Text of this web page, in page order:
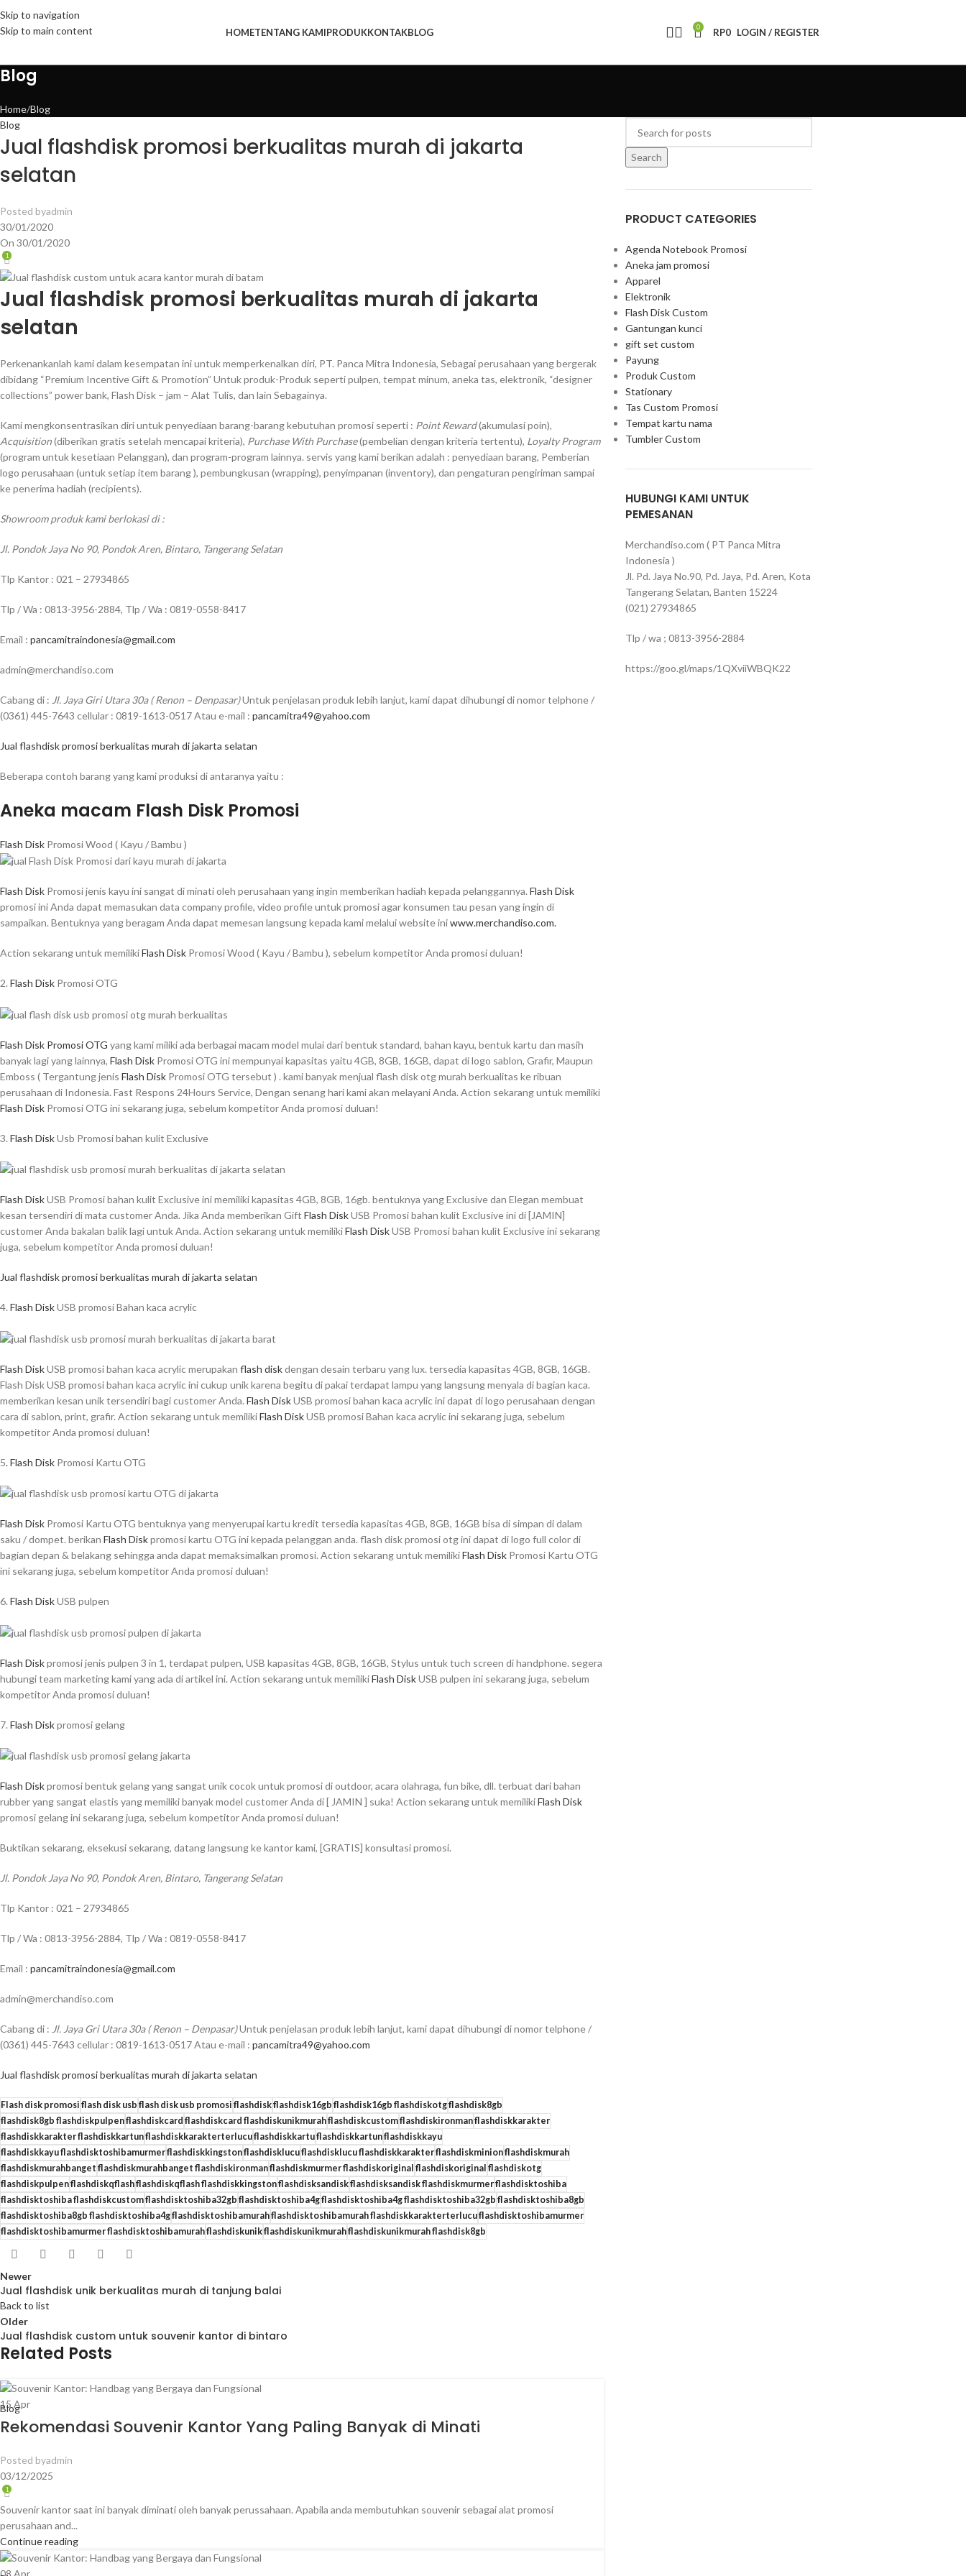
Skip to navigation
Skip to main content
HOMETENTANG KAMIPRODUKKONTAKBLOG 0 RP0 LOGIN / REGISTER
Blog
Home Blog
Blog
Jual flashdisk promosi berkualitas murah di jakarta
selatan
Posted byadmin
30/01/2020
On 30/01/2020
1
Jual flashdisk promosi berkualitas murah di jakarta
selatan
Perkenankanlah kami dalam kesempatan ini untuk memperkenalkan diri, PT. Panca Mitra Indonesia, Sebagai perusahaan yang bergerak
dibidang “Premium Incentive Gift & Promotion” Untuk produk-Produk seperti pulpen, tempat minum, aneka tas, elektronik, “designer
collections” power bank, Flash Disk – jam – Alat Tulis, dan lain Sebagainya.
Kami mengkonsentrasikan diri untuk penyediaan barang-barang kebutuhan promosi seperti : Point Reward(akumulasi poin),
Acquisition(diberikan gratis setelah mencapai kriteria), Purchase With Purchase(pembelian dengan kriteria tertentu), Loyalty Program
(program untuk kesetiaan Pelanggan), dan program-program lainnya. servis yang kami berikan adalah : penyediaan barang, Pemberian
logo perusahaan (untuk setiap item barang ), pembungkusan (wrapping), penyimpanan (inventory), dan pengaturan pengiriman sampai
ke penerima hadiah (recipients).
Showroom produk kami berlokasi di :
Jl. Pondok Jaya No 90, Pondok Aren, Bintaro, Tangerang Selatan
Tlp Kantor : 021 – 27934865
Tlp / Wa : 0813-3956-2884, Tlp / Wa : 0819-0558-8417
Email : pancamitraindonesia@gmail.com
admin@merchandiso.com
Cabang di : Jl. Jaya Giri Utara 30a ( Renon – Denpasar)Untuk penjelasan produk lebih lanjut, kami dapat dihubungi di nomor telphone /
(0361) 445-7643 cellular : 0819-1613-0517 Atau e-mail : pancamitra49@yahoo.com
Jual flashdisk promosi berkualitas murah di jakarta selatan
Beberapa contoh barang yang kami produksi di antaranya yaitu :
Aneka macam Flash Disk Promosi
Flash Disk Promosi Wood ( Kayu / Bambu )
Flash Disk Promosi jenis kayu ini sangat di minati oleh perusahaan yang ingin memberikan hadiah kepada pelanggannya.Flash Disk
promosi ini Anda dapat memasukan data company profile, video profile untuk promosi agar konsumen tau pesan yang ingin di
sampaikan. Bentuknya yang beragam Anda dapat memesan langsung kepada kami melalui website iniwww.merchandiso.com.
Action sekarang untuk memilikiFlash Disk Promosi Wood ( Kayu / Bambu ), sebelum kompetitor Anda promosi duluan!
2.Flash Disk Promosi OTG
Flash Disk Promosi OTG yang kami miliki ada berbagai macam model mulai dari bentuk standard, bahan kayu, bentuk kartu dan masih
banyak lagi yang lainnya, Flash Disk Promosi OTG ini mempunyai kapasitas yaitu 4GB, 8GB, 16GB, dapat di logo sablon, Grafir, Maupun
Emboss ( Tergantung jenis Flash Disk Promosi OTG tersebut ) . kami banyak menjual flash disk otg murah berkualitas ke ribuan
perusahaan di Indonesia. Fast Respons 24Hours Service, Dengan senang hari kami akan melayani Anda. Action sekarang untuk memiliki
Flash Disk Promosi OTG ini sekarang juga, sebelum kompetitor Anda promosi duluan!
3. Flash DiskUsb Promosi bahan kulit Exclusive
Flash DiskUSB Promosi bahan kulit Exclusive ini memiliki kapasitas 4GB, 8GB, 16gb. bentuknya yang Exclusive dan Elegan membuat
kesan tersendiri di mata customer Anda. Jika Anda memberikan Gift Flash DiskUSB Promosi bahan kulit Exclusive ini di [JAMIN]
customer Anda bakalan balik lagi untuk Anda. Action sekarang untuk memilikiFlash DiskUSB Promosi bahan kulit Exclusive ini sekarang
juga, sebelum kompetitor Anda promosi duluan!
Jual flashdisk promosi berkualitas murah di jakarta selatan
4. Flash DiskUSB promosi Bahan kaca acrylic
Flash DiskUSB promosi bahan kaca acrylic merupakan flash diskdengan desain terbaru yang lux. tersedia kapasitas 4GB, 8GB, 16GB.
Flash Disk USB promosi bahan kaca acrylic ini cukup unik karena begitu di pakai terdapat lampu yang langsung menyala di bagian kaca.
memberikan kesan unik tersendiri bagi customer Anda. Flash DiskUSB promosi bahan kaca acrylic ini dapat di logo perusahaan dengan
cara di sablon, print, grafir. Action sekarang untuk memilikiFlash DiskUSB promosi Bahan kaca acrylic ini sekarang juga, sebelum
kompetitor Anda promosi duluan!
5. Flash Disk Promosi Kartu OTG
Flash Disk Promosi Kartu OTG bentuknya yang menyerupai kartu kredit tersedia kapasitas 4GB, 8GB, 16GB bisa di simpan di dalam
saku / dompet. berikan Flash Diskpromosi kartu OTG ini kepada pelanggan anda. flash disk promosi otg ini dapat di logo full color di
bagian depan & belakang sehingga anda dapat memaksimalkan promosi. Action sekarang untuk memilikiFlash Disk Promosi Kartu OTG
ini sekarang juga, sebelum kompetitor Anda promosi duluan!
6. Flash DiskUSB pulpen
Flash Diskpromosi jenis pulpen 3 in 1, terdapat pulpen, USB kapasitas 4GB, 8GB, 16GB, Stylus untuk tuch screen di handphone. segera
hubungi team marketing kami yang ada di artikel ini. Action sekarang untuk memilikiFlash DiskUSB pulpen ini sekarang juga, sebelum
kompetitor Anda promosi duluan!
7. Flash Diskpromosi gelang
Flash Diskpromosi bentuk gelang yang sangat unik cocok untuk promosi di outdoor, acara olahraga, fun bike, dll. terbuat dari bahan
rubber yang sangat elastis yang memiliki banyak model customer Anda di [ JAMIN ] suka! Action sekarang untuk memilikiFlash Disk
promosi gelang ini sekarang juga, sebelum kompetitor Anda promosi duluan!
Buktikan sekarang, eksekusi sekarang, datang langsung ke kantor kami, [GRATIS] konsultasi promosi.
Jl. Pondok Jaya No 90, Pondok Aren, Bintaro, Tangerang Selatan
Tlp Kantor : 021 – 27934865
Tlp / Wa : 0813-3956-2884, Tlp / Wa : 0819-0558-8417
Email : pancamitraindonesia@gmail.com
admin@merchandiso.com
Cabang di : Jl. Jaya Gri Utara 30a ( Renon – Denpasar)Untuk penjelasan produk lebih lanjut, kami dapat dihubungi di nomor telphone /
(0361) 445-7643 cellular : 0819-1613-0517 Atau e-mail : pancamitra49@yahoo.com
Jual flashdisk promosi berkualitas murah di jakarta selatan
Flash disk promosi flash disk usb flash disk usb promosi flashdiskflashdisk16gb flashdisk16gb flashdiskotgflashdisk8gb
flashdisk8gb flashdiskpulpenflashdiskcard flashdiskcard flashdiskunikmurahflashdiskcustomflashdiskironmanflashdiskkarakter
flashdiskkarakter flashdiskkartunflashdiskkarakterterlucuflashdiskkartuflashdiskkartunflashdiskkayu
flashdiskkayu flashdisktoshibamurmerflashdiskkingstonflashdisklucuflashdisklucu flashdiskkarakterflashdiskminionflashdiskmurah
flashdiskmurahbanget flashdiskmurahbanget flashdiskironmanflashdiskmurmer flashdiskoriginal flashdiskoriginal flashdiskotg
flashdiskpulpenflashdiskqflashflashdiskqflash flashdiskkingstonflashdisksandiskflashdisksandisk flashdiskmurmerflashdisktoshiba
flashdisktoshiba flashdiskcustomflashdisktoshiba32gb flashdisktoshiba4gflashdisktoshiba4g flashdisktoshiba32gb flashdisktoshiba8gb
flashdisktoshiba8gb flashdisktoshiba4gflashdisktoshibamurahflashdisktoshibamurah flashdiskkarakterterlucuflashdisktoshibamurmer
flashdisktoshibamurmer flashdisktoshibamurahflashdiskunikflashdiskunikmurahflashdiskunikmurah flashdisk8gb
Newer
Jual flashdisk unik berkualitas murah di tanjung balai
Back to list
Older
Jual flashdisk custom untuk souvenir kantor di bintaro
Related Posts
15 Apr
Blog
Rekomendasi Souvenir Kantor Yang Paling Banyak di Minati
Posted byadmin
03/12/2025
1
Souvenir kantor saat ini banyak diminati oleh banyak perussahaan. Apabila anda membutuhkan souvenir sebagai alat promosi
perusahaan and...
Continue reading
Search
PRODUCT CATEGORIES
Agenda Notebook Promosi
Aneka jam promosi
Apparel
Elektronik
Flash Disk Custom
Gantungan kunci
gift set custom
Payung
Produk Custom
Stationary
Tas Custom Promosi
Tempat kartu nama
Tumbler Custom
HUBUNGI KAMI UNTUK
PEMESANAN
Merchandiso.com ( PT Panca Mitra
Indonesia )
Jl. Pd. Jaya No.90, Pd. Jaya, Pd. Aren, Kota
Tangerang Selatan, Banten 15224
(021) 27934865
Tlp / wa ; 0813-3956-2884
https://goo.gl/maps/1QXviiWBQK22